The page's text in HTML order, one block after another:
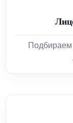
Подбираем